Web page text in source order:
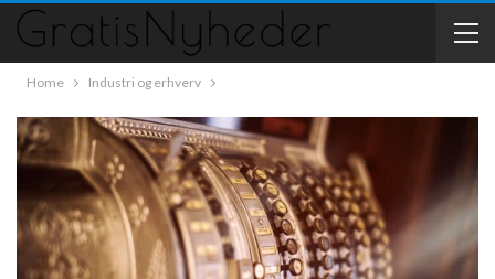
Home Industri og erhverv